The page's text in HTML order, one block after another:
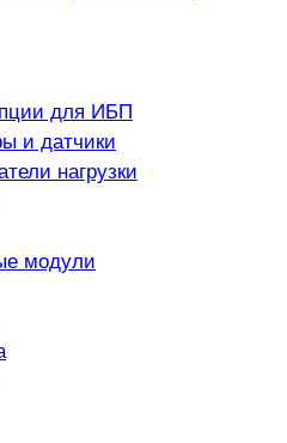
для ИБП
и датчики
нагрузки
модули